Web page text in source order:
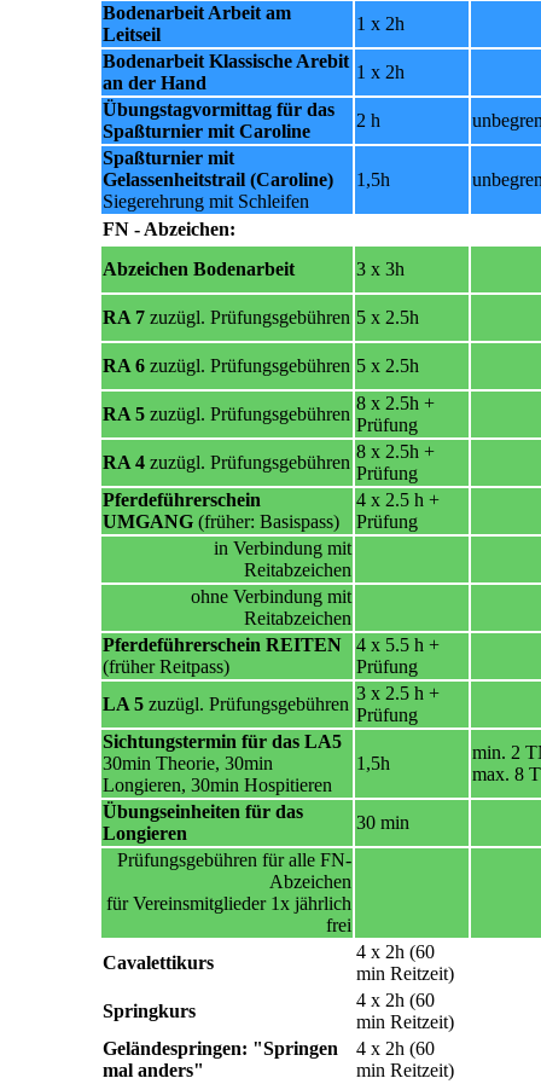
Bodenarbeit Arbeit am
Leitseil
1 x 2h
Bodenarbeit Klassische Arebit
an der Hand
1 x 2h
Übungstagvormittag für das
Spaßturnier mit Caroline
2 h
Spaßturnier mit
Gelassenheitstrail (Caroline)
Siegerehrung mit Schleifen
1,5h
FN - Abzeichen:
Abzeichen Bodenarbeit
3 x 3h
RA 7 zuzügl. Prüfungsgebühren 5 x 2.5h
RA 6 zuzügl. Prüfungsgebühren 5 x 2.5h
RA 5 zuzügl. Prüfungsgebühren
8 x 2.5h +
Prüfung
RA 4 zuzügl. Prüfungsgebühren
8 x 2.5h +
Prüfung
Pferdeführerschein
UMGANG (früher: Basispass)
4 x 2.5 h +
Prüfung
in Verbindung mit
Reitabzeichen
ohne Verbindung mit
Reitabzeichen
Pferdeführerschein REITEN
(früher Reitpass)
4 x 5.5 h +
Prüfung
LA 5 zuzügl. Prüfungsgebühren
3 x 2.5 h +
Prüfung
Sichtungstermin für das LA5
30min Theorie, 30min
Longieren, 30min Hospitieren
1,5h
min. 2
max. 8
Übungseinheiten für das
Longieren
30 min
Prüfungsgebühren für alle FN-
Abzeichen
für Vereinsmitglieder 1x jährlich
frei
Cavalettikurs
4 x 2h (60
min Reitzeit)
Springkurs
4 x 2h (60
min Reitzeit)
Geländespringen: "Springen
mal anders"
4 x 2h (60
min Reitzeit)